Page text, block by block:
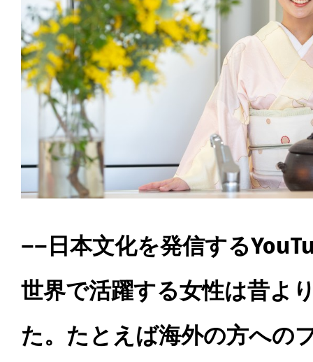
−−日本文化を発信する
世界で活躍する女性は昔よ
た。たとえば海外の方への